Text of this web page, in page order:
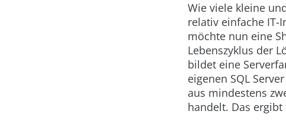
Wie viele kleine
relativ einfache IT-
möchte nun eine
Lebenszyklus der
bildet eine
eigenen SQL
aus mindestens
handelt. Das